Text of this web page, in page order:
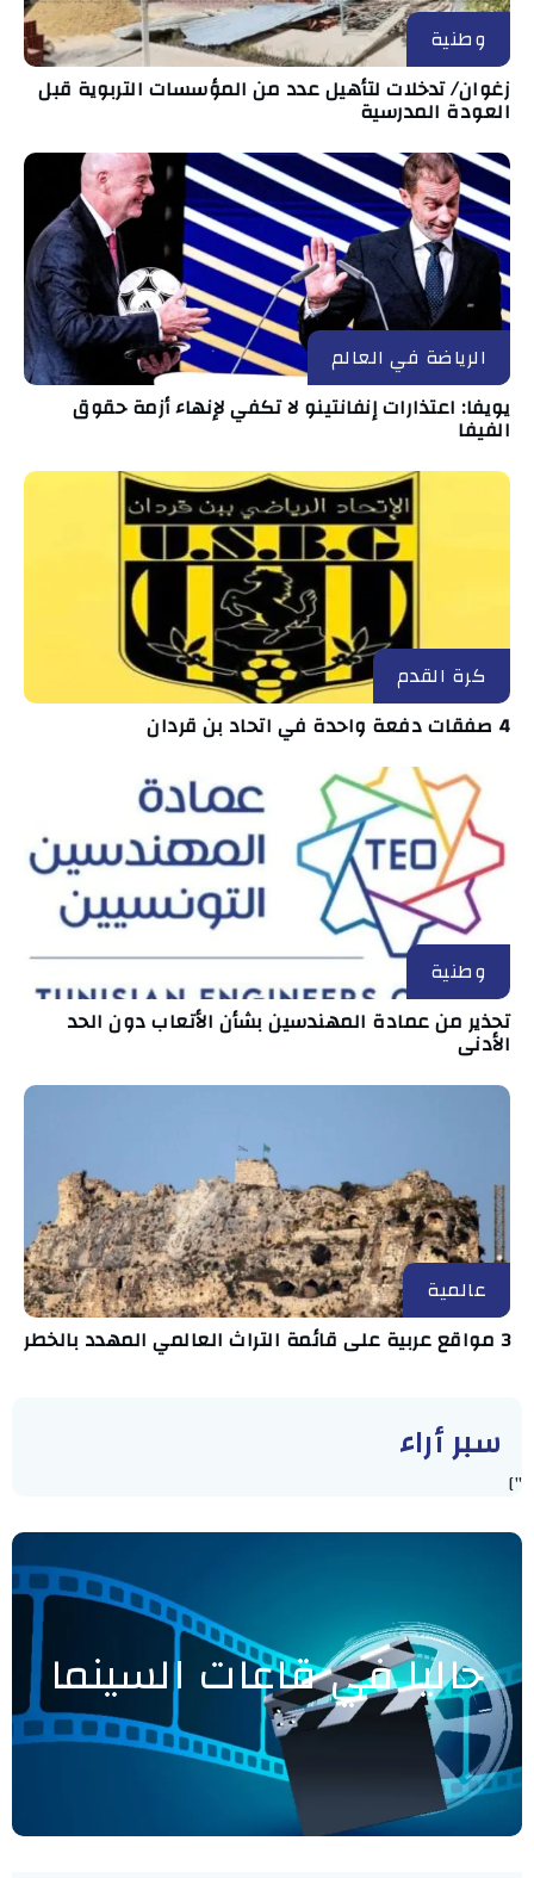
وطنية
زغوان/ تدخلات لتأهيل عدد من المؤسسات التربوية قبل
العودة المدرسية
الرياضة في العالم
يويفا: اعتذارات إنفانتينو لا تكفي لإنهاء أزمة حقوق
الفيفا
كرة القدم
4 صفقات دفعة واحدة في اتحاد بن قردان
وطنية
تحذير من عمادة المهندسين بشأن الأتعاب دون الحد
الأدنى
عالمية
3 مواقع عربية على قائمة التراث العالمي المهدد بالخطر
سبر أراء
"]
حاليا في قاعات السينما